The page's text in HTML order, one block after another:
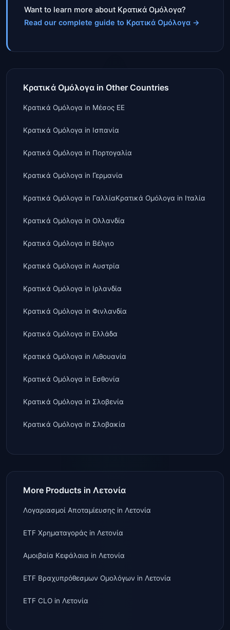
Want to learn more about Κρατικά Ομόλογα?
Read our complete guide to Κρατικά Ομόλογα →
Κρατικά Ομόλογα in Other Countries
Κρατικά Ομόλογα in Μέσος ΕΕ
Κρατικά Ομόλογα in Ισπανία
Κρατικά Ομόλογα in Πορτογαλία
Κρατικά Ομόλογα in Γερμανία
Κρατικά Ομόλογα in ΓαλλίαΚρατικά Ομόλογα in Ιταλία
Κρατικά Ομόλογα in Ολλανδία
Κρατικά Ομόλογα in Βέλγιο
Κρατικά Ομόλογα in Αυστρία
Κρατικά Ομόλογα in Ιρλανδία
Κρατικά Ομόλογα in Φινλανδία
Κρατικά Ομόλογα in Ελλάδα
Κρατικά Ομόλογα in Λιθουανία
Κρατικά Ομόλογα in Εσθονία
Κρατικά Ομόλογα in Σλοβενία
Κρατικά Ομόλογα in Σλοβακία
More Products in Λετονία
Λογαριασμοί Αποταμίευσης in Λετονία
ETF Χρηματαγοράς in Λετονία
Αμοιβαία Κεφάλαια in Λετονία
ETF Βραχυπρόθεσμων Ομολόγων in Λετονία
ETF CLO in Λετονία